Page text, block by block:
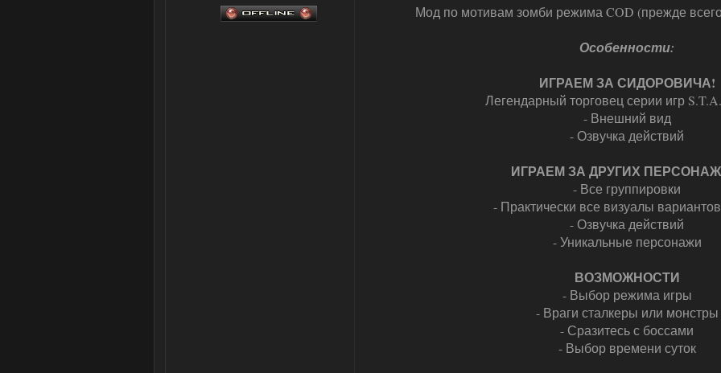
Мод по мотивам зомби режима COD (прежде всего
Особенности:
ИГРАЕМ ЗА СИДОРОВИЧА!
Легендарный торговец серии игр
- Внешний вид
- Озвучка действий
ИГРАЕМ ЗА ДРУГИХ
- Все группировки
- Практически все визуалы
- Озвучка действий
- Уникальные персонажи
ВОЗМОЖНОСТИ
- Выбор режима игры
- Враги сталкеры или монстры
- Сразитесь с боссами
- Выбор времени суток